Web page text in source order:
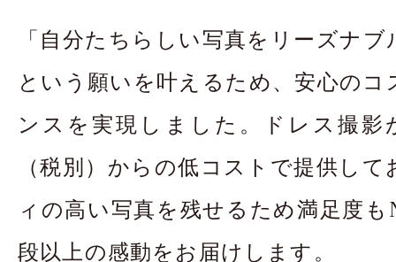
「自分たちらしい写真をリーズナ
という願いを叶えるため、安心の
ンスを実現しました。ドレス撮影
（税別）からの低コストで提供し
ィの高い写真を残せるため満足度も
段以上の感動をお届けします。